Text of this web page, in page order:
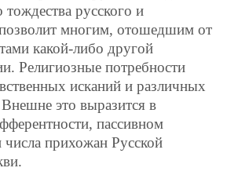
тождества русского и
многим, отошедшим от
какой-либо другой
Религиозные потребности
исканий и различных
это выразится в
пассивном
числа прихожан Русской